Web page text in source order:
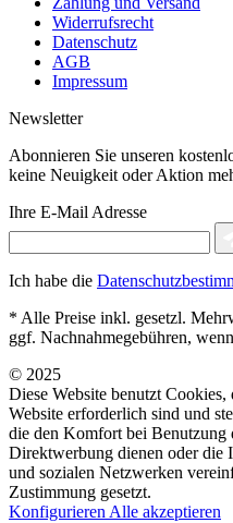
Widerrufsrecht
Datenschutz
AGB
Impressum
Newsletter
Abonnieren Sie unseren
keine Neuigkeit oder Aktion
Ihre E-Mail Adresse
Ich habe die
* Alle Preise inkl. gesetzl.
ggf. Nachnahmegebühren,
© 2025
Diese Website benutzt
Website erforderlich sind und
die den Komfort bei Benutzung
Direktwerbung dienen oder die
und sozialen Netzwerken
Zustimmung gesetzt.
Konfigurieren Alle akzeptieren